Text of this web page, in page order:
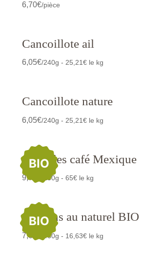
6,70€/pièce
Cancoillote ail
6,05€/240g - 25,21€ le kg
Cancoillote nature
6,05€/240g - 25,21€ le kg
BIO
Capsules café Mexique
9,75 /150g - 65€ le kg
BIO
Cardons au naturel BIO
7,65 /460g - 16,63€ le kg